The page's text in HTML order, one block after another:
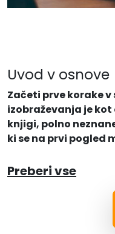
Uvod v osnove
Začeti prve korake
izobraževanja je
knjigi, polno
ki se na prvi pogled
Preberi vse